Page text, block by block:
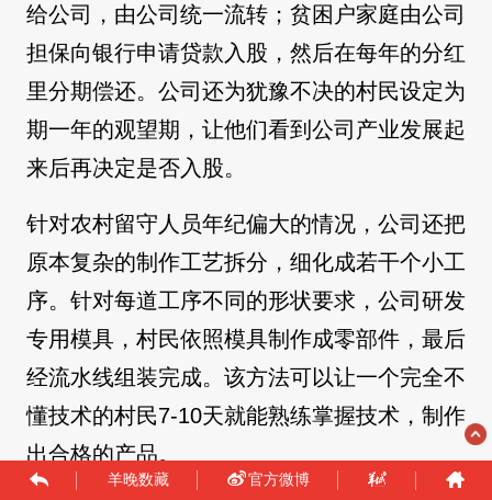
给公司，由公司统一流转；贫困户家庭由公司
担保向银行申请贷款入股，然后在每年的分红
里分期偿还。公司还为犹豫不决的村民设定为
期一年的观望期，让他们看到公司产业发展起
来后再决定是否入股。
针对农村留守人员年纪偏大的情况，公司还把
原本复杂的制作工艺拆分，细化成若干个小工
序。针对每道工序不同的形状要求，公司研发
专用模具，村民依照模具制作成零部件，最后
经流水线组装完成。该方法可以让一个完全不
懂技术的村民7-10天就能熟练掌握技术，制作
出合格的产品。
羊晚数藏 官方微博